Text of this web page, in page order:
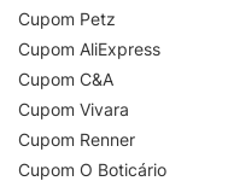
Cupom Petz
Cupom AliExpress
Cupom C&A
Cupom Vivara
Cupom Renner
Cupom O Boticário